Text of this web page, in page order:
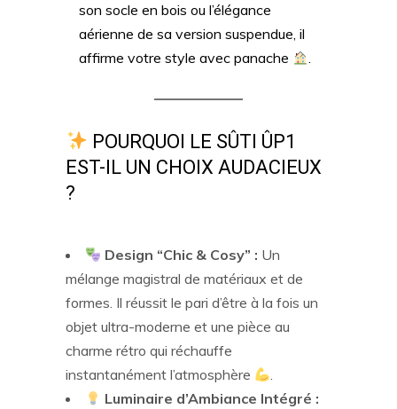
son socle en bois ou l’élégance
aérienne de sa version suspendue, il
affirme votre style avec panache
.
POURQUOI LE SÛTI ÛP1
EST-IL UN CHOIX AUDACIEUX
?
Design “Chic & Cosy” : Un
mélange magistral de matériaux et de
formes. Il réussit le pari d’être à la fois un
objet ultra-moderne et une pièce au
charme rétro qui réchauffe
instantanément l’atmosphère
.
Luminaire d’Ambiance Intégré :